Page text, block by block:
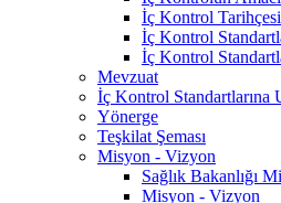
İç Kontrol Tarihçesi
İç Kontrol
İç Kontrol
Mevzuat
İç Kontrol Standartlarına
Yönerge
Teşkilat Şeması
Misyon - Vizyon
Sağlık Bakanlığı
Misyon - Vizyon